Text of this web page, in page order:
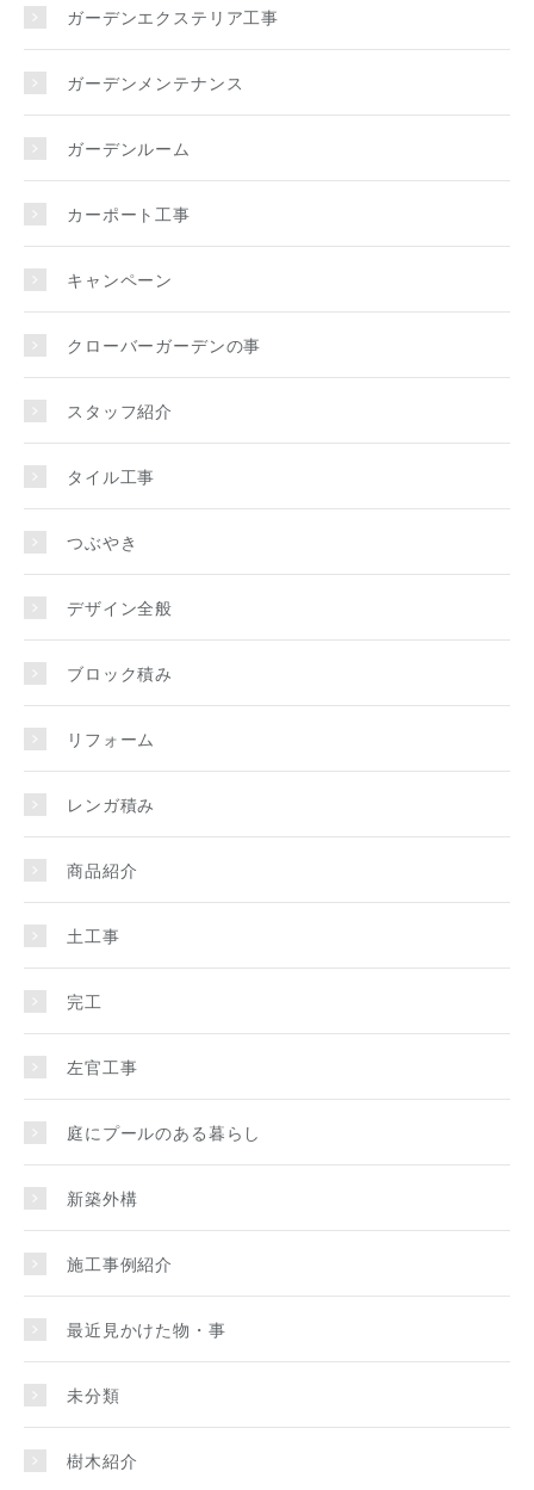
ガーデンエクステリア工事
ガーデンメンテナンス
ガーデンルーム
カーポート工事
キャンペーン
クローバーガーデンの事
スタッフ紹介
タイル工事
つぶやき
デザイン全般
ブロック積み
リフォーム
レンガ積み
商品紹介
土工事
完工
左官工事
庭にプールのある暮らし
新築外構
施工事例紹介
最近見かけた物・事
未分類
樹木紹介